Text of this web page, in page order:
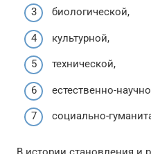
биологической,
культурной,
технической,
естественно-
социально-